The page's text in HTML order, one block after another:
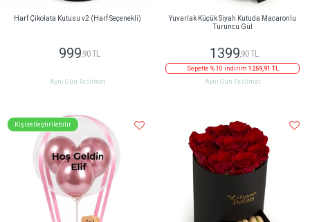
Harf Çikolata Kutusu v2 (Harf Seçenekli)
999,90 TL
Aynı Gün Teslimat
Yuvarlak Küçük Siyah Kutuda Macaronlu
Turuncu Gül
1399,90 TL
Sepette % 10 indirim 1259,91 TL
Aynı Gün Teslimat
Kişiselleştirilebilir